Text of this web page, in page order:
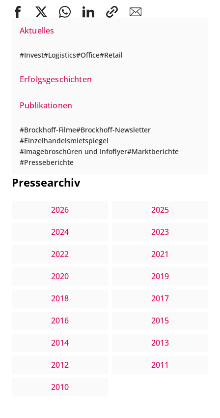
Aktuelles
Invest Logistics Office Retail
Erfolgsgeschichten
Publikationen
Brockhoff-Filme Brockhoff-Newsletter
Einzelhandelsmietspiegel
Imagebroschüren und Infoflyer Marktberichte
Presseberichte
Pressearchiv
2026 2025
2024 2023
2022 2021
2020 2019
2018 2017
2016 2015
2014 2013
2012 2011
2010